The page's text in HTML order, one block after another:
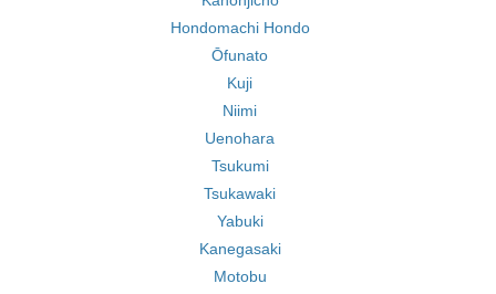
Hondomachi Hondo
Ōfunato
Kuji
Niimi
Uenohara
Tsukumi
Tsukawaki
Yabuki
Kanegasaki
Motobu